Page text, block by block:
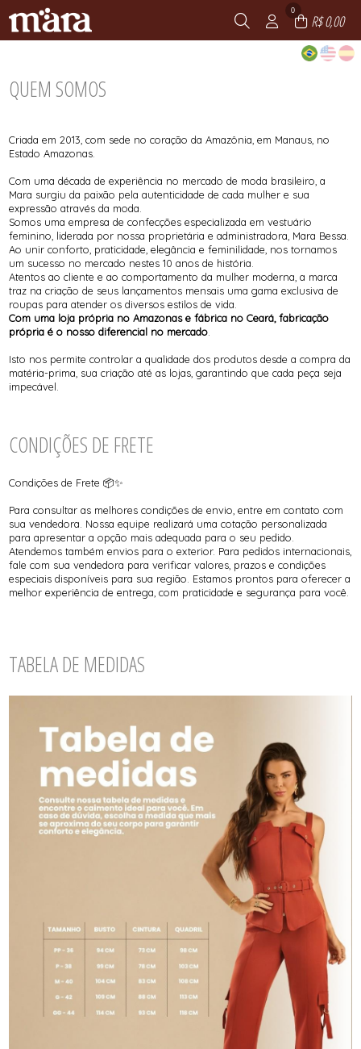
0
R$ 0,00
QUEM SOMOS
Criada em 2013, com sede no coração da Amazônia, em Manaus, no
Estado Amazonas.
Com uma década de experiência no mercado de moda brasileiro, a
Mara surgiu da paixão pela autenticidade de cada mulher e sua
expressão através da moda.
Somos uma empresa de confecções especializada em vestuário
feminino, liderada por nossa proprietária e administradora, Mara Bessa.
Ao unir conforto, praticidade, elegância e feminilidade, nos tornamos
um sucesso no mercado nestes 10 anos de história.
Atentos ao cliente e ao comportamento da mulher moderna, a marca
traz na criação de seus lançamentos mensais uma gama exclusiva de
roupas para atender os diversos estilos de vida.
Com uma loja própria no Amazonas e fábrica no Ceará, fabricação
própria é o nosso diferencial no mercado
Isto nos permite controlar a qualidade dos produtos desde a compra da
matéria-prima, sua criação até as lojas, garantindo que cada peça seja
impecável.
CONDIÇÕES DE FRETE
Condições de Frete 📦✨
Para consultar as melhores condições de envio, entre em contato com
sua vendedora. Nossa equipe realizará uma cotação personalizada
para apresentar a opção mais adequada para o seu pedido.
Atendemos também envios para o exterior. Para pedidos internacionais,
fale com sua vendedora para verificar valores, prazos e condições
especiais disponíveis para sua região. Estamos prontos para oferecer a
melhor experiência de entrega, com praticidade e segurança para você.
TABELA DE MEDIDAS